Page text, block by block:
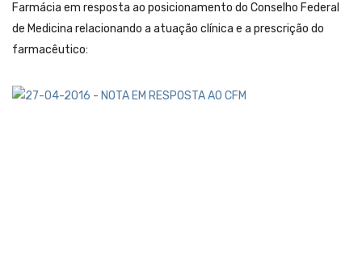
Farmácia em resposta ao posicionamento do Conselho Federal
de Medicina relacionando a atuação clínica e a prescrição do
farmacêutico: